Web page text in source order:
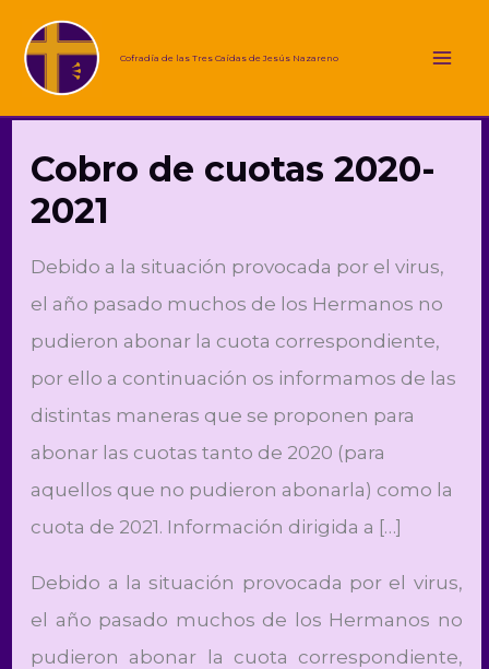
contenido
Cofradía de las Tres Caídas de Jesús Nazareno
Cobro de cuotas 2020-
2021
Debido a la situación provocada por el virus,
el año pasado muchos de los Hermanos no
pudieron abonar la cuota correspondiente,
por ello a continuación os informamos de las
distintas maneras que se proponen para
abonar las cuotas tanto de 2020 (para
aquellos que no pudieron abonarla) como la
cuota de 2021. Información dirigida a […]
Debido a la situación provocada por el virus,
el año pasado muchos de los Hermanos no
pudieron abonar la cuota correspondiente,